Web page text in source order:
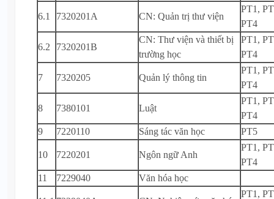
6.1 7320201A CN: Quản trị thư viện
PT1,
PT4
6.2 7320201B
CN: Thư viện và thiết bị
trường học
PT1,
PT4
7 7320205 Quản lý thông tin
PT1,
PT4
8 7380101 Luật
PT1,
PT4
9
7220110 Sáng tác văn học PT5
10 7220201 Ngôn ngữ Anh
PT1,
PT4
11
7229040 Văn hóa học
PT1,